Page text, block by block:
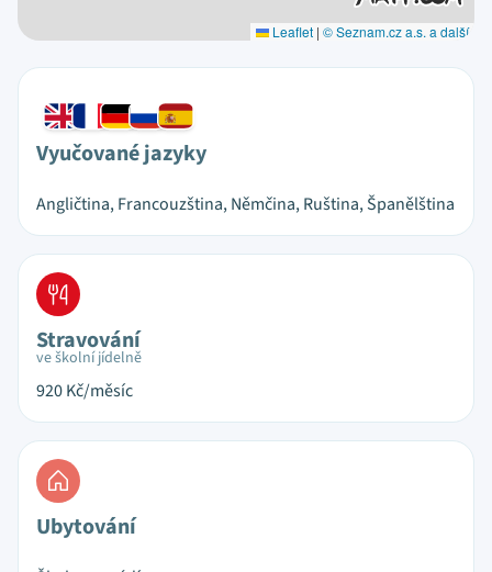
Leaflet | © Seznam.cz a.s. a další
Vyučované jazyky
Angličtina, Francouzština, Němčina, Ruština, Španělština
Stravování
ve školní jídelně
920Kč/měsíc
Ubytování